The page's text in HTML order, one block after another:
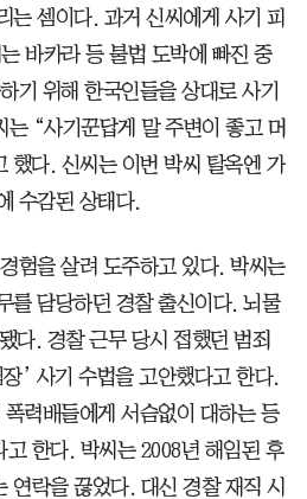
는 셈이다. 과거 신씨에게 사기 피
바카라 등 불법 도박에 빠진 중
기 위해 한국인들을 상대로 사기
“사기꾼답게 말 주변이 좋고 머
했다. 신씨는 이번 박씨 탈옥엔 가
수감된 상태다.
험을 살려 도주하고 있다. 박씨는
를 담당하던 경찰 출신이다. 뇌물
다. 경찰 근무 당시 접했던 범죄
’ 사기 수법을 고안했다고 한다.
력배들에게 서슴없이 대하는 등
한다. 박씨는 2008년 해임된 후
연락을 끊었다. 대신 경찰 재직 시